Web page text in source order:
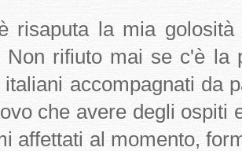
risaputa la mia
Non rifiuto mai se c'è la
italiani accompagnati da
che avere degli ospiti
affettati al momento,